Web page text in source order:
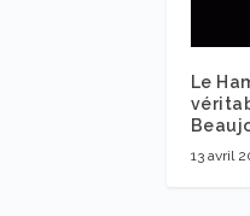
Le
13 avril